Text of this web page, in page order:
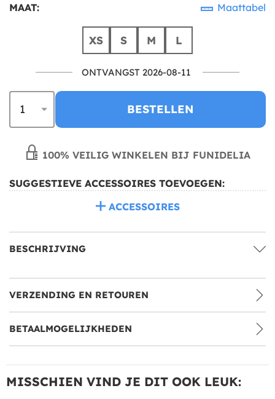
MAAT: Maattabel
XS S M L
ONTVANGST 2026-08-11
BESTELLEN
100% VEILIG WINKELEN BIJ FUNIDELIA
SUGGESTIEVE ACCESSOIRES TOEVOEGEN:
ACCESSOIRES
BESCHRIJVING
VERZENDING EN RETOUREN
BETAALMOGELIJKHEDEN
MISSCHIEN VIND JE DIT OOK LEUK: